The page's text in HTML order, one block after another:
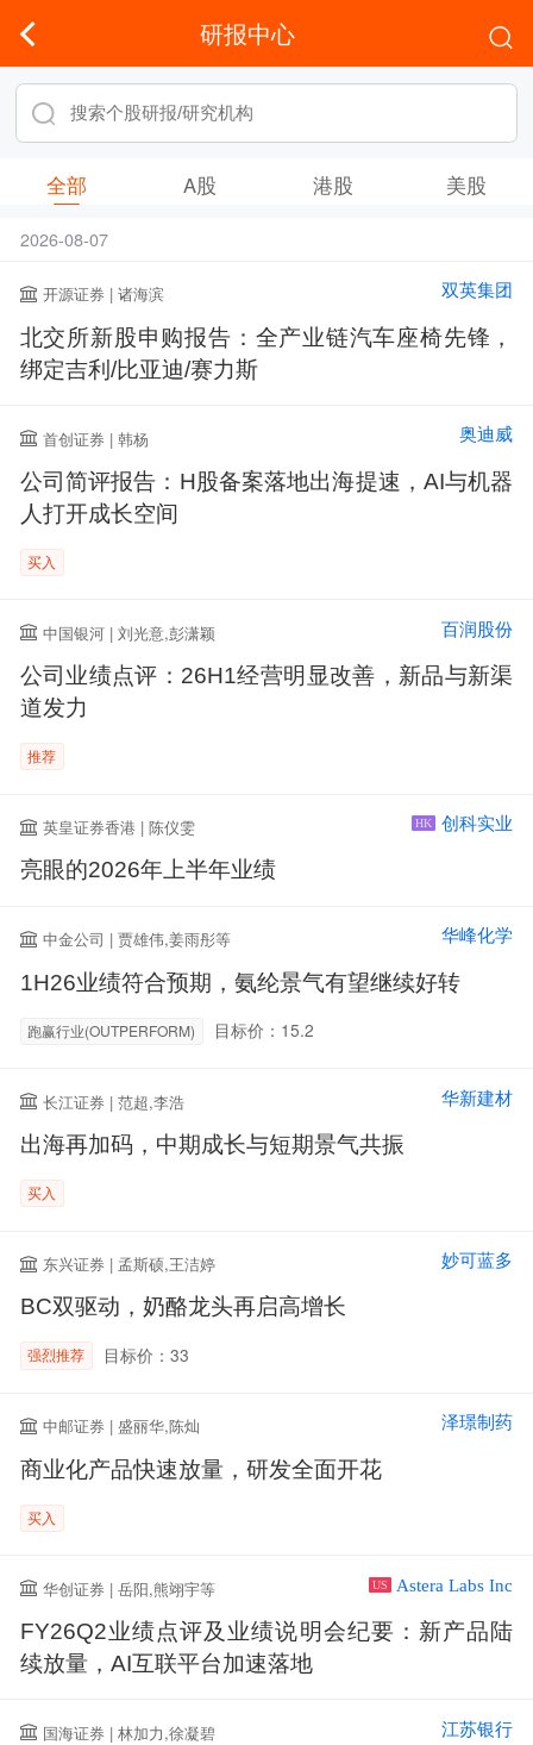
研报中心
全部 A股 港股 美股
2026-08-07
开源证券 | 诸海滨 双英集团
北交所新股申购报告：全产业链汽车座椅先锋，
绑定吉利/比亚迪/赛力斯
首创证券 | 韩杨 奥迪威
公司简评报告：H股备案落地出海提速，AI与机器
人打开成长空间
买入
中国银河 | 刘光意,彭潇颖 百润股份
公司业绩点评：26H1经营明显改善，新品与新渠
道发力
推荐
英皇证券香港 | 陈仪雯 HK 创科实业
亮眼的2026年上半年业绩
中金公司 | 贾雄伟,姜雨彤等 华峰化学
1H26业绩符合预期，氨纶景气有望继续好转
跑赢行业(OUTPERFORM) 目标价：15.2
长江证券 | 范超,李浩 华新建材
出海再加码，中期成长与短期景气共振
买入
东兴证券 | 孟斯硕,王洁婷 妙可蓝多
BC双驱动，奶酪龙头再启高增长
强烈推荐 目标价：33
中邮证券 | 盛丽华,陈灿 泽璟制药
商业化产品快速放量，研发全面开花
买入
华创证券 | 岳阳,熊翊宇等 US Astera Labs Inc
FY26Q2业绩点评及业绩说明会纪要：新产品陆
续放量，AI互联平台加速落地
国海证券 | 林加力,徐凝碧 江苏银行